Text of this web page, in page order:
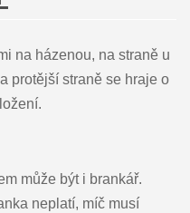
na házenou, na straně u
protější straně se hraje o
může být i brankář.
neplatí, míč musí